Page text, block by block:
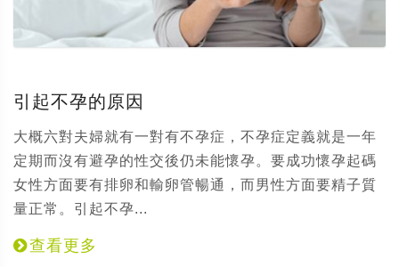
引起不孕的原因
大概六對夫婦就有一對有不孕症，不孕症定義就是一年
定期而沒有避孕的性交後仍未能懷孕。要成功懷孕起碼
女性方面要有排卵和輸卵管暢通，而男性方面要精子質
量正常。引起不孕...
查看更多